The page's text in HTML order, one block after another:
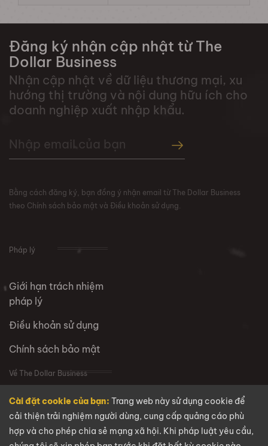
Đăng ký nhận cập nhật từ The
Dollar Business
Nhận cập nhật về dữ liệu thương mại, xu
hướng thị trường và nội dung hữu ích cho
doanh nghiệp xuất nhập khẩu.
Bằng cách đăng ký, bạn đồng ý nhận email từ The Dollar Business
theo Chính sách bảo mật và Điều khoản sử dụng.
Pháp lý
Giới hạn trách nhiệm
pháp lý
Điều khoản sử dụng
Chính sách bảo mật
Về The Dollar Business
VỀ CHÚNG TÔI
Câu hỏi thường gặp
Cài đặt cookie của bạn: Trang web này sử dụng cookie để
cải thiện trải nghiệm người dùng, cung cấp quảng cáo phù
hợp và cho phép chia sẻ mạng xã hội. Khi pháp luật yêu cầu,